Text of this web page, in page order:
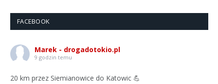
FACEBOOK
Marek - drogadotokio.pl
9 godzin temu
20 km przez Siemianowice do Katowic 💪